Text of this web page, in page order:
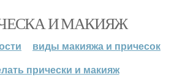
И МАКИЯЖ
виды макияжа и причесок
прически и макияж